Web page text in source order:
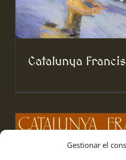
Gestionar el
Catalunya